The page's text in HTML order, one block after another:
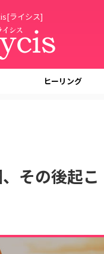
ライシス]
ヒーリング
その後起こ